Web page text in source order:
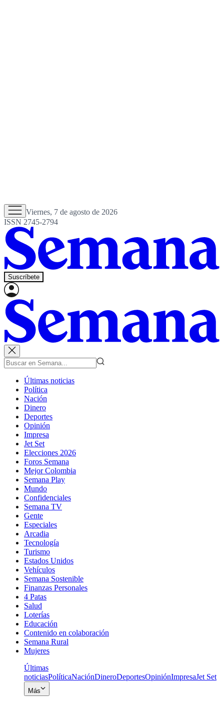
Viernes, 7 de agosto de 2026
ISSN 2745-2794
Suscríbete
Últimas noticias
Política
Nación
Dinero
Deportes
Opinión
Impresa
Jet Set
Elecciones 2026
Foros Semana
Mejor Colombia
Semana Play
Mundo
Confidenciales
Semana TV
Gente
Especiales
Arcadia
Tecnología
Turismo
Estados Unidos
Vehículos
Semana Sostenible
Finanzas Personales
4 Patas
Salud
Loterías
Educación
Contenido en colaboración
Semana Rural
Mujeres
Últimas
noticiasPolíticaNaciónDineroDeportesOpiniónImpresaJet Set
Más